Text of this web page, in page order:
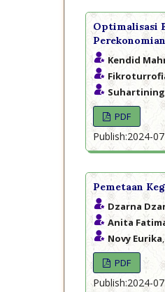
Optimalisasi
Kendid
PDF
Publish:2024-
Pemetaan
Dzarna
Anita
Novy Eurika
PDF
Publish:2024-